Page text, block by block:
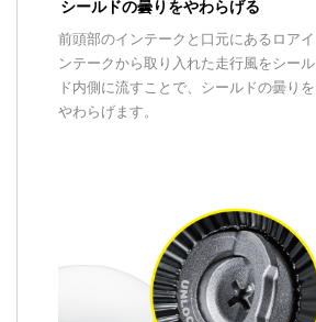
シールドの曇りをやわらげる
前頭部のインテークと口元にあるロアイ
ンテークから取り入れた走行風をシール
ド内側に流すことで、シールドの曇りを
やわらげます。